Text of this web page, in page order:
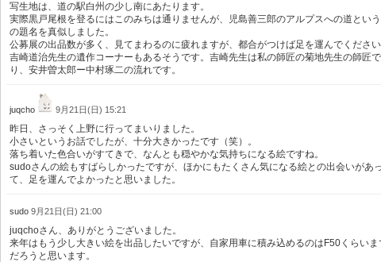
写生地は、道の駅白州の少し南にあたります。
実際黒戸尾根を登るにはこのみちは通りませんが、児島善三郎のアルプスへの道とい
の題名を真似しました。
公募展の出品数が多く、見てまわるのに疲れますが、都合がつけば足を運んでくださ
吉崎道治先生の遺作コーナーもあるそうです。吉崎先生は私の師匠の菊地先生の師匠
り、安井曽太郎ー中村琢二の流れです。
juqcho 9月21日(日) 15:21
昨日、さっそく上野に行ってまいりました。
小さいというお話でしたが、十分大きかったです（笑）。
落ち着いた色合いがすてきで、なんとも穏やかな気持ちになる絵ですね。
sudoさんの絵もすばらしかったですが、ほかにもたくさん気になる絵との出会いがあ
て、足を運んでよかったと思いました。
sudo 9月21日(日) 21:00
juqchoさん、ありがとうございました。
来年はもう少し大きい絵を出品したいですが、自家用車に積み込めるのはF50くらいま
だろうと思います。